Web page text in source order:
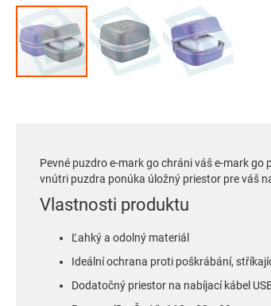
Pevné puzdro e-mark go chráni váš e-mark
vnútri puzdra ponúka úložný priestor pre váš
Vlastnosti produktu
Ľahký a odolný materiál
Ideální ochrana proti poškrábání,
Dodatočný priestor na nabíjací kábel